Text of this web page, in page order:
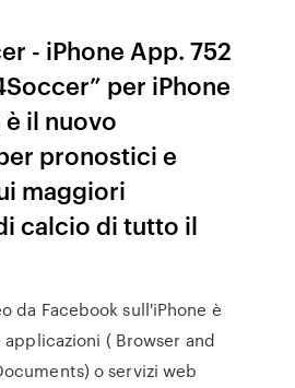
- iPhone App. 752
per iPhone
è il nuovo
pronostici e
maggiori
calcio di tutto il
da Facebook sull'iPhone è
( Browser and
o servizi web